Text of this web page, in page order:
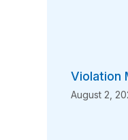
Violation
August 2,